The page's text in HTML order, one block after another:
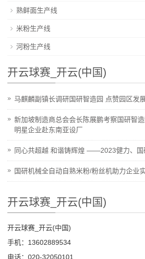
熟鲜面生产线
米粉生产线
河粉生产线
开云球赛_开云(中国)
马麒麟副镇长调研国研智造园 点赞园区发
新加坡制造商总会会长陈展鹏考察国研智
明星企业赴东南亚设厂
同心共超越 和谐铸辉煌 ——2023健力、国
国研机械全自动自熟米粉/粉丝机助力企业
开云球赛_开云(中国)
开云球赛_开云(中国)
手机：13602889534
电话：020-32050101